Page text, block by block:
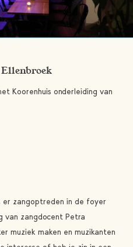
Koorenhuis onderleiding van
er zangoptreden in de foyer
van zangdocent Petra
muziek maken en muzikanten